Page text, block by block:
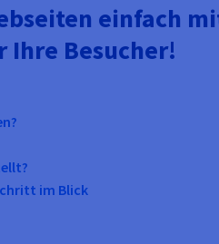
einfach
Besucher!
im Blick